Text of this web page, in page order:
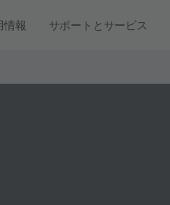
情報 サポートとサービス